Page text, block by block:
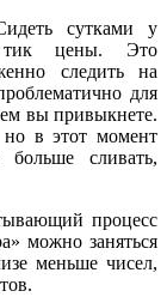
сутками у
тик цены. Это
следить на
для
вы привыкнете.
но в этот момент
больше сливать,
процесс
можно заняться
меньше чисел,